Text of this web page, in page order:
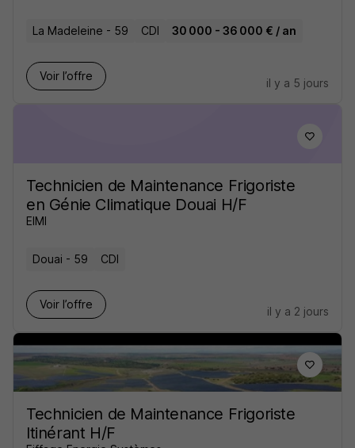
La Madeleine - 59 CDI 30 000 - 36 000 € / an
Voir l’offre
il y a 5 jours
Technicien de Maintenance Frigoriste
en Génie Climatique Douai H/F
EIMI
Douai - 59 CDI
Voir l’offre
il y a 2 jours
Technicien de Maintenance Frigoriste
Itinérant H/F